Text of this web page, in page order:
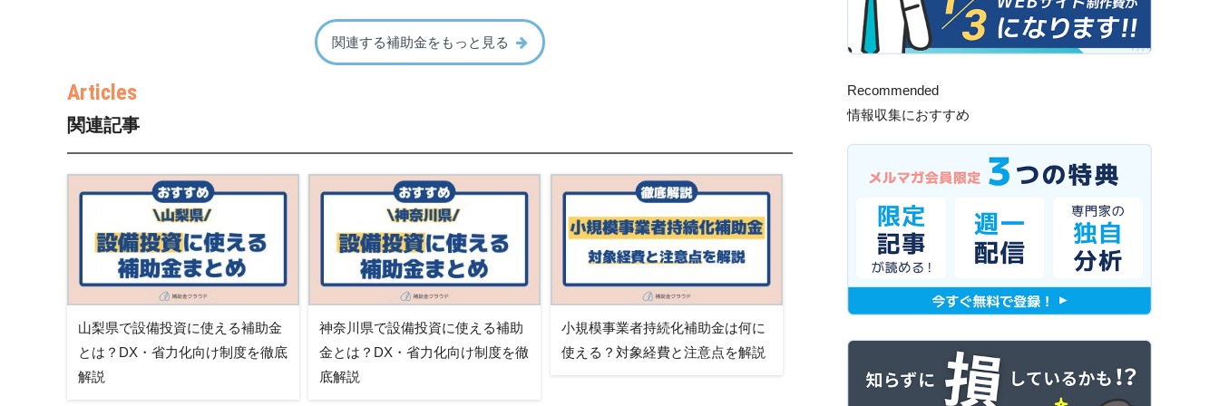
関連する補助金をもっと見る
関連記事
山梨県で設備投資に使える補助金
とは？DX・省力化向け制度を徹底
解説
神奈川県で設備投資に使える補助
金とは？DX・省力化向け制度を徹
底解説
小規模事業者持続化補助金は何に
使える？対象経費と注意点を解説
Recommended
情報収集におすすめ